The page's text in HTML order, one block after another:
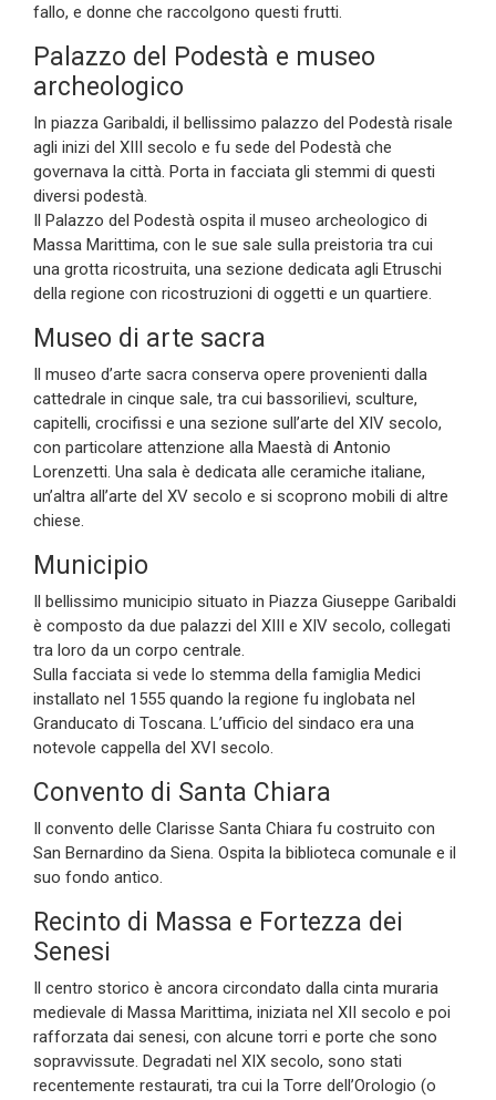
fallo, e donne che raccolgono questi frutti.
Palazzo del Podestà e museo
archeologico
In piazza Garibaldi, il bellissimo palazzo del Podestà risale
agli inizi del XIII secolo e fu sede del Podestà che
governava la città. Porta in facciata gli stemmi di questi
diversi podestà.
Il Palazzo del Podestà ospita il museo archeologico di
Massa Marittima, con le sue sale sulla preistoria tra cui
una grotta ricostruita, una sezione dedicata agli Etruschi
della regione con ricostruzioni di oggetti e un quartiere.
Museo di arte sacra
Il museo d’arte sacra conserva opere provenienti dalla
cattedrale in cinque sale, tra cui bassorilievi, sculture,
capitelli, crocifissi e una sezione sull’arte del XIV secolo,
con particolare attenzione alla Maestà di Antonio
Lorenzetti. Una sala è dedicata alle ceramiche italiane,
un’altra all’arte del XV secolo e si scoprono mobili di altre
chiese.
Municipio
Il bellissimo municipio situato in Piazza Giuseppe Garibaldi
è composto da due palazzi del XIII e XIV secolo, collegati
tra loro da un corpo centrale.
Sulla facciata si vede lo stemma della famiglia Medici
installato nel 1555 quando la regione fu inglobata nel
Granducato di Toscana. L’ufficio del sindaco era una
notevole cappella del XVI secolo.
Convento di Santa Chiara
Il convento delle Clarisse Santa Chiara fu costruito con
San Bernardino da Siena. Ospita la biblioteca comunale e il
suo fondo antico.
Recinto di Massa e Fortezza dei
Senesi
Il centro storico è ancora circondato dalla cinta muraria
medievale di Massa Marittima, iniziata nel XII secolo e poi
rafforzata dai senesi, con alcune torri e porte che sono
sopravvissute. Degradati nel XIX secolo, sono stati
recentemente restaurati, tra cui la Torre dell’Orologio (o